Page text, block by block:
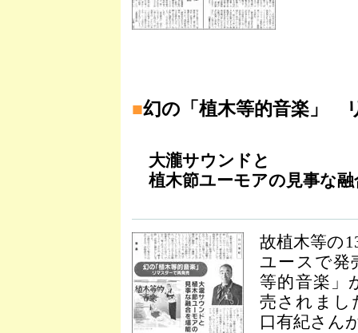
■幻の「植木等的音楽」
大瀧サウンドと
植木節ユーモアの見事な融
故植木等の
ユースで発
等的音楽」
売されまし
口有紀さん